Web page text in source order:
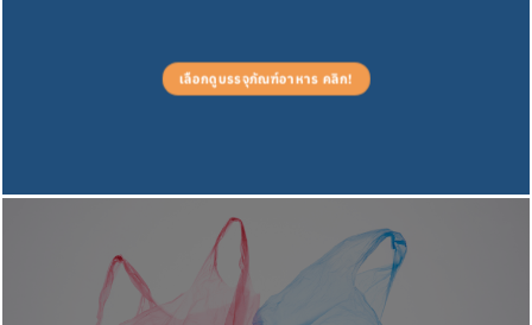
เลือกดูบรรจุภัณฑ์อาหาร คลิก!